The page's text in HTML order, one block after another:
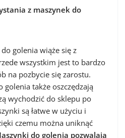
z maszynek do
golenia wiąże się z
wszystkim jest to bardzo
na pozbycie się zarostu.
golenia także oszczędzają
wychodzić do sklepu po
są łatwe w użyciu i
czemu można uniknąć
do golenia pozwalają